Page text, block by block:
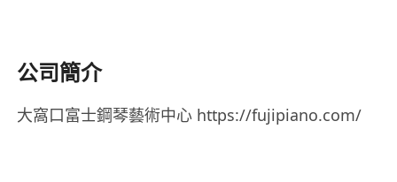
公司簡介
大窩口富士鋼琴藝術中心 https://fujipiano.com/